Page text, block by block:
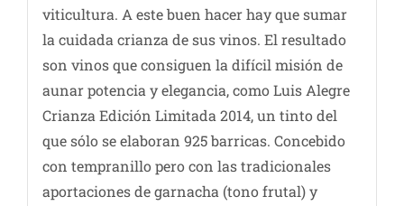
viticultura. A este buen hacer hay que sumar
la cuidada crianza de sus vinos. El resultado
son vinos que consiguen la difícil misión de
aunar potencia y elegancia, como Luis Alegre
Crianza Edición Limitada 2014, un tinto del
que sólo se elaboran 925 barricas. Concebido
con tempranillo pero con las tradicionales
aportaciones de garnacha (tono frutal) y